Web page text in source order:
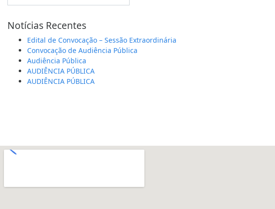
Notícias Recentes
Edital de Convocação – Sessão Extraordinária
Convocação de Audiência Pública
Audiência Pública
AUDIÊNCIA PÚBLICA
AUDIÊNCIA PÚBLICA